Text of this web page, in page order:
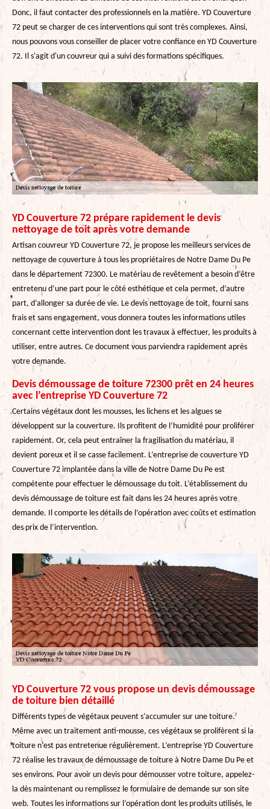
Donc, il faut contacter des professionnels en la matière. YD Couverture
72 peut se charger de ces interventions qui sont très complexes. Ainsi,
nous pouvons vous conseiller de placer votre confiance en YD Couverture
72. Il s'agit d'un couvreur qui a suivi des formations spécifiques.
YD Couverture 72 prépare rapidement le devis
nettoyage de toit après votre demande
Artisan couvreur YD Couverture 72, je propose les meilleurs services de
nettoyage de couverture à tous les propriétaires de Notre Dame Du Pe
dans le département 72300. Le matériau de revêtement a besoin d’être
entretenu d’une part pour le côté esthétique et cela permet, d’autre
part, d’allonger sa durée de vie. Le devis nettoyage de toit, fourni sans
frais et sans engagement, vous donnera toutes les informations utiles
concernant cette intervention dont les travaux à effectuer, les produits à
utiliser, entre autres. Ce document vous parviendra rapidement après
votre demande.
Devis démoussage de toiture 72300 prêt en 24 heures
avec l’entreprise YD Couverture 72
Certains végétaux dont les mousses, les lichens et les algues se
développent sur la couverture. Ils profitent de l’humidité pour proliférer
rapidement. Or, cela peut entraîner la fragilisation du matériau, il
devient poreux et il se casse facilement. L’entreprise de couverture YD
Couverture 72 implantée dans la ville de Notre Dame Du Pe est
compétente pour effectuer le démoussage du toit. L’établissement du
devis démoussage de toiture est fait dans les 24 heures après votre
demande. Il comporte les détails de l’opération avec coûts et estimation
des prix de l’intervention.
YD Couverture 72 vous propose un devis démoussage
de toiture bien détaillé
Différents types de végétaux peuvent s’accumuler sur une toiture.
Même avec un traitement anti-mousse, ces végétaux se prolifèrent si la
toiture n’est pas entretenue régulièrement. L’entreprise YD Couverture
72 réalise les travaux de démoussage de toiture à Notre Dame Du Pe et
ses environs. Pour avoir un devis pour démousser votre toiture, appelez-
la dès maintenant ou remplissez le formulaire de demande sur son site
web. Toutes les informations sur l’opération dont les produits utilisés, le